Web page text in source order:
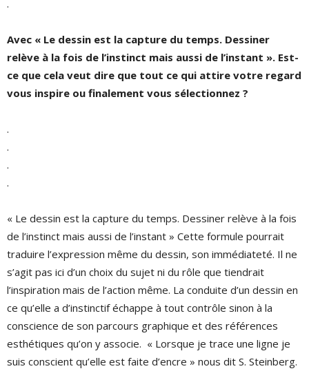
.
Avec « Le dessin est la capture du temps. Dessiner
relève à la fois de l’instinct mais aussi de l’instant ». Est-
ce que cela veut dire que tout ce qui attire votre regard
vous inspire ou finalement vous sélectionnez ?
.
.
.
.
« Le dessin est la capture du temps. Dessiner relève à la fois
de l’instinct mais aussi de l’instant » Cette formule pourrait
traduire l’expression même du dessin, son immédiateté. Il ne
s’agit pas ici d’un choix du sujet ni du rôle que tiendrait
l’inspiration mais de l’action même. La conduite d’un dessin en
ce qu’elle a d’instinctif échappe à tout contrôle sinon à la
conscience de son parcours graphique et des références
esthétiques qu’on y associe. « Lorsque je trace une ligne je
suis conscient qu’elle est faite d’encre » nous dit S. Steinberg.